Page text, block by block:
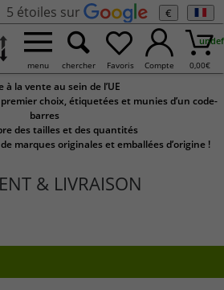
5 étoiles sur €
menu chercher Favoris Compte 0,00€
à la vente au sein de l’UE
choix, étiquetées et munies d’un code-
barres
des tailles et des quantités
marques originales et emballées d’origine !
& LIVRAISON